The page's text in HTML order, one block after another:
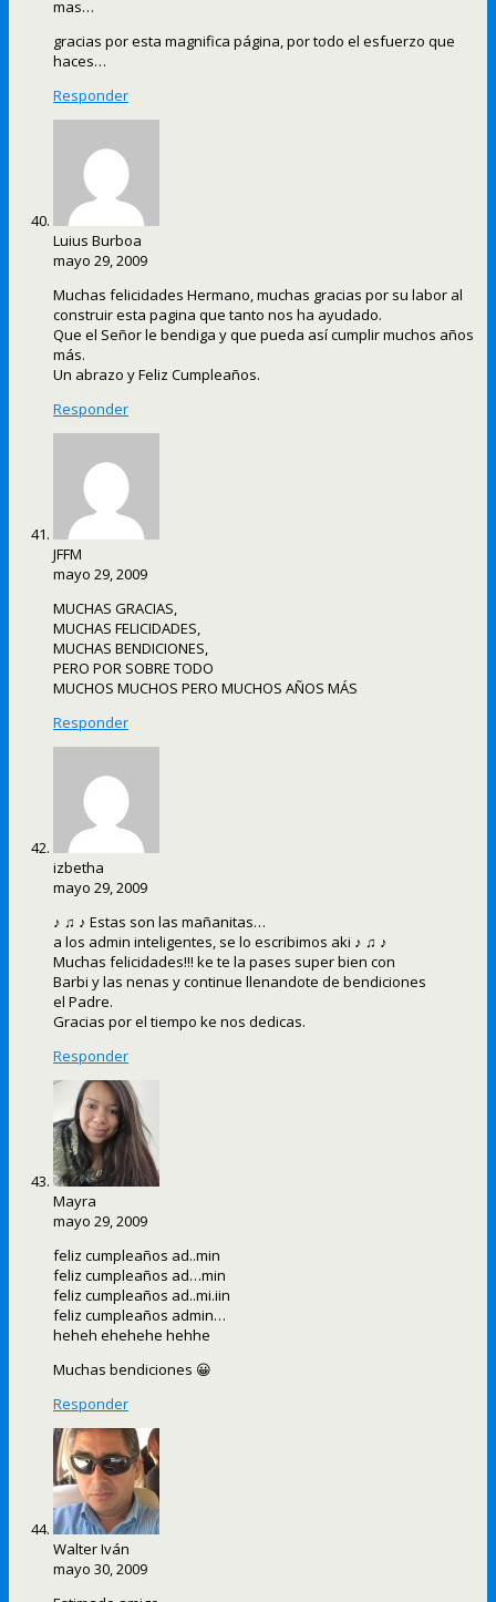
mas…
gracias por esta magnifica página, por todo el esfuerzo que
haces…
Responder
Luius Burboa
mayo 29, 2009
Muchas felicidades Hermano, muchas gracias por su labor al
construir esta pagina que tanto nos ha ayudado.
Que el Señor le bendiga y que pueda así cumplir muchos años
más.
Un abrazo y Feliz Cumpleaños.
Responder
JFFM
mayo 29, 2009
MUCHAS GRACIAS,
MUCHAS FELICIDADES,
MUCHAS BENDICIONES,
PERO POR SOBRE TODO
MUCHOS MUCHOS PERO MUCHOS AÑOS MÁS
Responder
izbetha
mayo 29, 2009
♪ ♫ ♪ Estas son las mañanitas…
a los admin inteligentes, se lo escribimos aki ♪ ♫ ♪
Muchas felicidades!!! ke te la pases super bien con
Barbi y las nenas y continue llenandote de bendiciones
el Padre.
Gracias por el tiempo ke nos dedicas.
Responder
Mayra
mayo 29, 2009
feliz cumpleaños ad..min
feliz cumpleaños ad…min
feliz cumpleaños ad..mi.iin
feliz cumpleaños admin…
heheh ehehehe hehhe
Muchas bendiciones 😀
Responder
Walter Iván
mayo 30, 2009